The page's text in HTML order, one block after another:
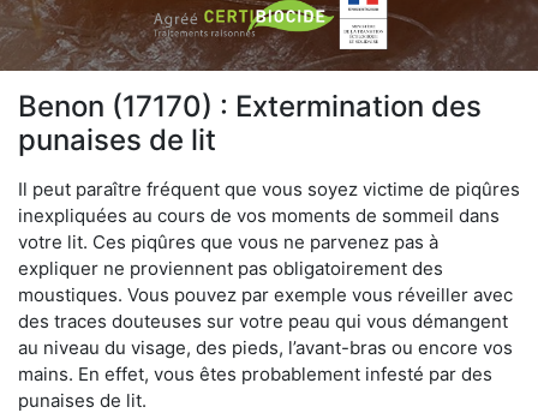
Benon (17170) : Extermination des
punaises de lit
Il peut paraître fréquent que vous soyez victime de piqûres
inexpliquées au cours de vos moments de sommeil dans
votre lit. Ces piqûres que vous ne parvenez pas à
expliquer ne proviennent pas obligatoirement des
moustiques. Vous pouvez par exemple vous réveiller avec
des traces douteuses sur votre peau qui vous démangent
au niveau du visage, des pieds, l’avant-bras ou encore vos
mains. En effet, vous êtes probablement infesté par des
punaises de lit.